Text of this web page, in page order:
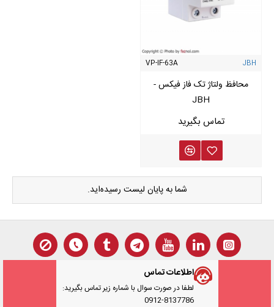
JBH
VP-IF-63A
محافظ ولتاژ تک فاز فیکس -
JBH
شما به پایان لیست رسیده‌اید.
اطلاعات تماس
لطفا در صورت سوال با شماره زیر تماس بگیرید:
0912-8137786